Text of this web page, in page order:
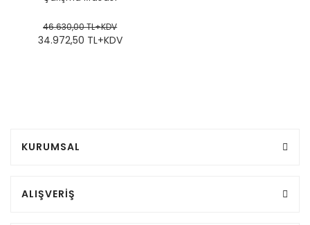
46.630,00 TL+KDV
34.972,50 TL+KDV
KURUMSAL
ALIŞVERİŞ